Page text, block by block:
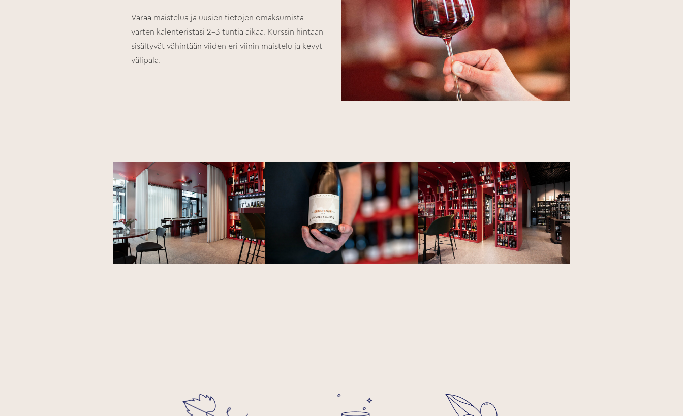
Varaa maistelua ja uusien tietojen omaksumista
varten kalenteristasi 2–3 tuntia aikaa. Kurssin hintaan
sisältyvät vähintään viiden eri viinin maistelu ja kevyt
välipala.